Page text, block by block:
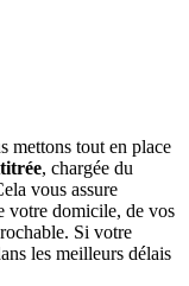
mettons tout en place
, chargée du
vous assure
votre domicile, de vos
Si votre
les meilleurs délais